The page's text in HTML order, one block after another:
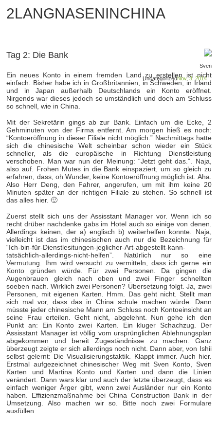
2LANGNASENINCHINA
Tag 2: Die Bank
Sven
Nov. 3, 2014
Uncategorized
Ein neues Konto in einem fremden Land zu erstellen ist nicht
einfach. Bisher habe ich in Großbritannien, in Schweden, in Irland
und in Japan außerhalb Deutschlands ein Konto eröffnet.
Nirgends war dieses jedoch so umständlich und doch am Schluss
so schnell, wie in China.
Mit der Sekretärin gings ab zur Bank. Einfach um die Ecke, 2
Gehminuten von der Firma entfernt. Am morgen hieß es noch:
“Kontoeröffnung in dieser Filiale nicht möglich.” Nachmittags hatte
sich die chinesische Welt scheinbar schon wieder ein Stück
schneller, als die europäische in Richtung Dienstleistung
verschoben. Man war nun der Meinung: “Jetzt geht das.”. Naja,
also auf. Frohen Mutes in die Bank einspaziert, um so gleich zu
erfahren, dass, oh Wunder, keine Kontoeröffnung möglich ist. Aha.
Also Herr Deng, den Fahrer, angerufen, um mit ihm keine 20
Minuten später an der richtigen Filiale zu stehen. So schnell ist
das alles hier. 🙂
Zuerst stellt sich uns der Assisstant Manager vor. Wenn ich so
recht drüber nachdenke gabs im Hotel auch so einige von denen.
Allerdings keinen, der a) englisch b) weiterhelfen konnte. Naja,
vielleicht ist das im chinesischen auch nur die Bezeichnung für
“Ich-bin-für-Dienstlesitungen-jeglicher-Art-abgestellt-kann-
tatsächlich-allerdings-nicht-helfen”. Natürlich nur so eine
Vermutung. Ihm wird versucht zu vermitteln, dass ich gerne ein
Konto gründen würde. Für zwei Personen. Da gingen die
Augenbrauen gleich nach oben und zwei Finger schnellten
soeben nach. Wirklich zwei Personen? Übersetzung folgt. Ja, zwei
Personen, mit eigenen Karten. Hmm. Das geht nicht. Stellt man
sich mal vor, dass das in China schule machen würde. Dann
müsste jeder chinesische Mann am Schluss noch Kontoeinsicht an
seine Frau erteilen. Geht nicht, abgelehnt. Nun gehe ich den
Punkt an: Ein Konto zwei Karten. Ein kluger Schachzug. Der
Assisstant Manager ist völlig vom ursprünglichen Ablehnungsplan
abgekommen und bereit Zugeständnisse zu machen. Ganz
überzeugt zeigte er sich allerdings noch nicht. Dann aber, von Ishii
selbst gelernt: Die Visualisierungstaktik. Klappt immer. Auch hier.
Erstmal aufgezeichnet chinesischer Weg mit Sven Konto, Sven
Karten und Martina Konto und Karten und dann die Linien
verändert. Dann wars klar und auch der letzte überzeugt, dass es
einfach weniger Ärger gibt, wenn zwei Ausländer nur ein Konto
haben. Effizienzmaßnahme bei China Construction Bank in der
Umsetzung. Also machen wir so. Bitte noch zwei Formulare
ausfüllen.